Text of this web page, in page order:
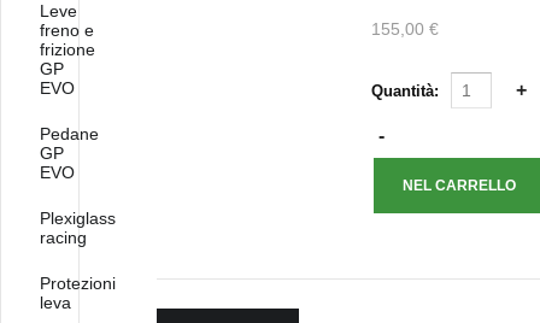
155,00 €
Quantità:
Leve
freno e
frizione
GP
EVO
Pedane
GP
EVO
Plexiglass
racing
Protezioni
leva